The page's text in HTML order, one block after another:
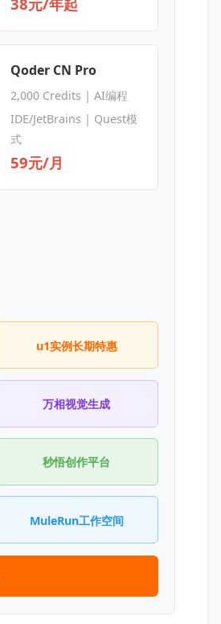
Qoder CN Pro
2,000 Credits | AI编程
IDE/JetBrains | Quest模
式
59元/月
u1实例长期特惠
万相视觉生成
秒悟创作平台
MuleRun工作空间